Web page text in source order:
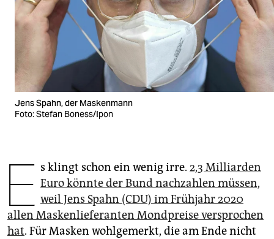
verlag
veranstaltungen
shop
fragen & hilfe
abo
genossenschaft
epaper login
Jens Spahn, der Maskenmann
Foto: Stefan Boness/Ipon
E s klingt schon ein wenig irre. 2,3 Milliarden
Euro könnte der Bund nachzahlen müssen,
weil Jens Spahn (CDU) im Frühjahr 2020
allen Maskenlieferanten Mondpreise versprochen
hat. Für Masken wohlgemerkt, die am Ende nicht